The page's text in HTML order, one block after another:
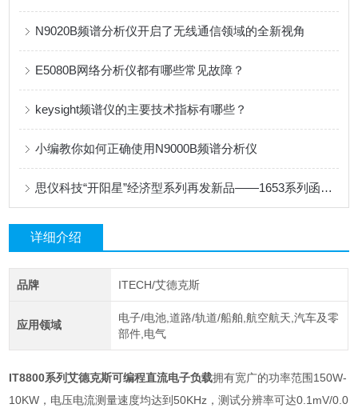
N9020B频谱分析仪开启了无线通信领域的全新视角
E5080B网络分析仪都有哪些常见故障？
keysight频谱仪的主要技术指标有哪些？
小编教你如何正确使用N9000B频谱分析仪
思仪科技“开阳星”经济型系列再发新品——1653系列函数任意波形发生器
详细介绍
品牌 ITECH/艾德克斯
应用领域
电子/电池,道路/轨道/船舶,航空航天,汽车及零
部件,电气
IT8800系列艾德克斯可编程直流电子负载拥有宽广的功率范围150W-
10KW，电压电流测量速度均达到50KHz，测试分辨率可达0.1mV/0.0